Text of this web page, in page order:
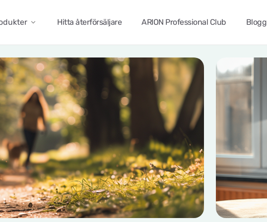
Hitta återförsäljare ARION Professional Club Blogg